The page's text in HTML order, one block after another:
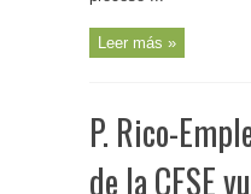
Leer más »
P. Rico-
de la CFSE